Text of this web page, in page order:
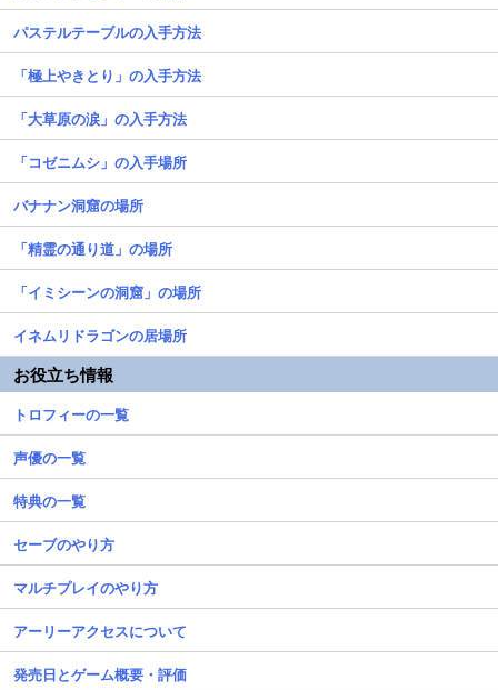
パステルテーブルの入手方法
「極上やきとり」の入手方法
「大草原の涙」の入手方法
「コゼニムシ」の入手場所
バナナン洞窟の場所
「精霊の通り道」の場所
「イミシーンの洞窟」の場所
イネムリドラゴンの居場所
お役立ち情報
トロフィーの一覧
声優の一覧
特典の一覧
セーブのやり方
マルチプレイのやり方
アーリーアクセスについて
発売日とゲーム概要・評価